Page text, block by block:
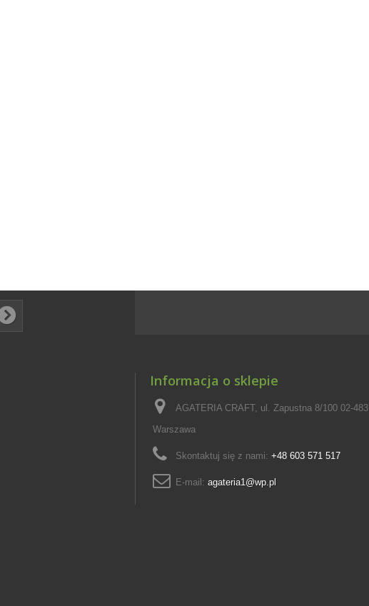
Informacja o sklepie
AGATERIA CRAFT, ul. Zapustna 8/100 02-483
Warszawa
Skontaktuj się z nami: +48 603 571 517
E-mail: agateria1@wp.pl